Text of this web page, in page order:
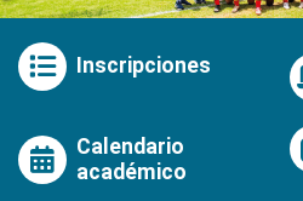
Inscripciones
Calendario
académico